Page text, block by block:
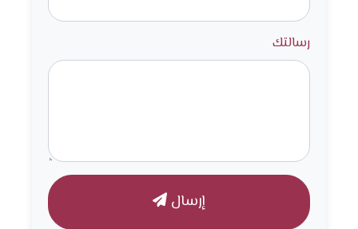
رسالتك
إرسال